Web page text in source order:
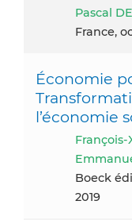
Pascal
France,
Économie
l’économie
Boeck
2019